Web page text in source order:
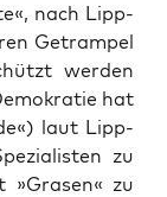
nach Lipp­
Getram­pel
wer­den
hat
laut Lipp­
zu
zu